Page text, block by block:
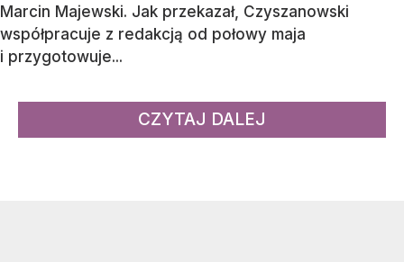
Marcin Majewski. Jak przekazał, Czyszanowski
współpracuje z redakcją od połowy maja
i przygotowuje...
CZYTAJ DALEJ